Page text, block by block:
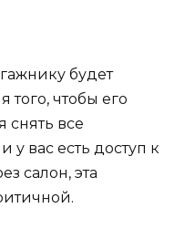
будет
того, чтобы его
снять все
у вас есть доступ к
салон, эта